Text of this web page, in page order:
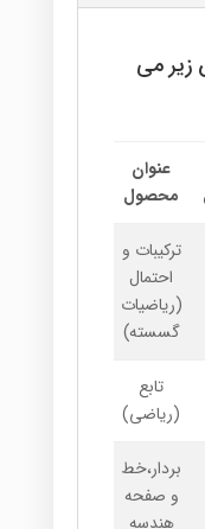
می
عنوان
محصول
ترکیبات و
احتمال
(ریاضیات
گسسته)
تابع
(ریاضی)
بردار،خط
و صفحه
هندسه